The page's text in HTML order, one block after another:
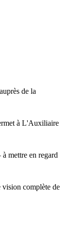
de la
à L'Auxiliaire
mettre en regard
vision complète de